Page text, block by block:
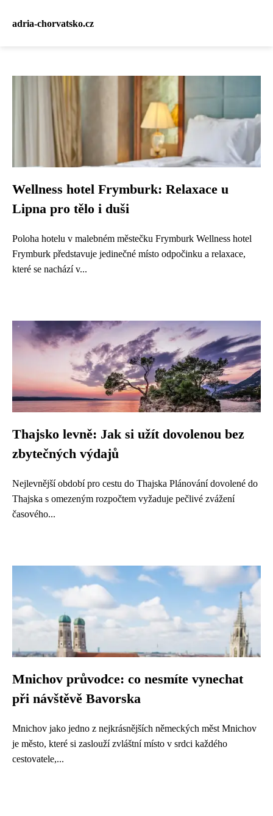
adria-chorvatsko.cz
Wellness hotel Frymburk: Relaxace u
Lipna pro tělo i duši
Poloha hotelu v malebném městečku Frymburk Wellness hotel
Frymburk představuje jedinečné místo odpočinku a relaxace,
které se nachází v...
Thajsko levně: Jak si užít dovolenou bez
zbytečných výdajů
Nejlevnější období pro cestu do Thajska Plánování dovolené do
Thajska s omezeným rozpočtem vyžaduje pečlivé zvážení
časového...
Mnichov průvodce: co nesmíte vynechat
při návštěvě Bavorska
Mnichov jako jedno z nejkrásnějších německých měst Mnichov
je město, které si zaslouží zvláštní místo v srdci každého
cestovatele,...